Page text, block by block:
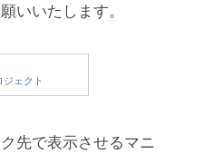
いいたします。
先で表示させるマニ